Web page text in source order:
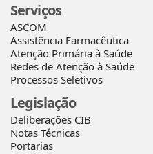
Serviços
ASCOM
Assistência Farmacêutica
Atenção Primária à Saúde
Redes de Atenção à Saúde
Processos Seletivos
Legislação
Deliberações CIB
Notas Técnicas
Portarias